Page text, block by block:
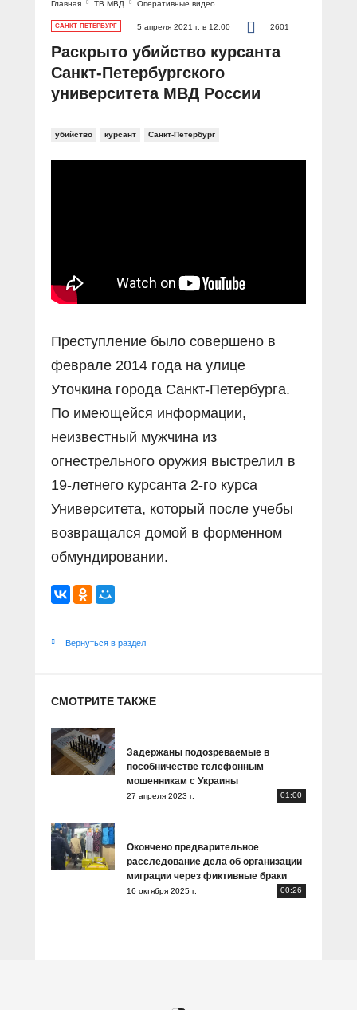
Главная ТВ МВД Оперативные видео
САНКТ-ПЕТЕРБУРГ 5 апреля 2021 г. в 12:00 2601
Раскрыто убийство курсанта
Санкт-Петербургского
университета МВД России
убийство курсант Санкт-Петербург
Преступление было совершено в
феврале 2014 года на улице
Уточкина города Санкт-Петербурга.
По имеющейся информации,
неизвестный мужчина из
огнестрельного оружия выстрелил в
19-летнего курсанта 2-го курса
Университета, который после учебы
возвращался домой в форменном
обмундировании.
Вернуться в раздел
СМОТРИТЕ ТАКЖЕ
Задержаны подозреваемые в
пособничестве телефонным
мошенникам с Украины
27 апреля 2023 г. 01:00
Окончено предварительное
расследование дела об организации
миграции через фиктивные браки
16 октября 2025 г. 00:26